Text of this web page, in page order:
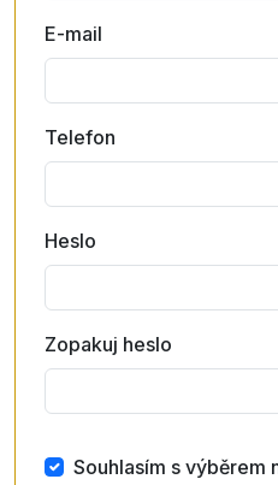
E-mail
Telefon
Heslo
Zopakuj heslo
Souhlasím s výběrem